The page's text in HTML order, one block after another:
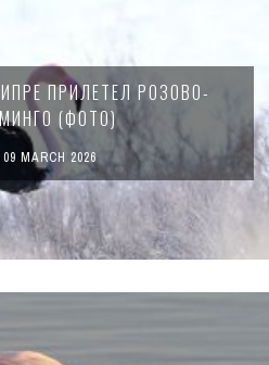
ПРИЛЕТЕЛ РОЗОВО-
(ФОТО)
09 MARCH 2026